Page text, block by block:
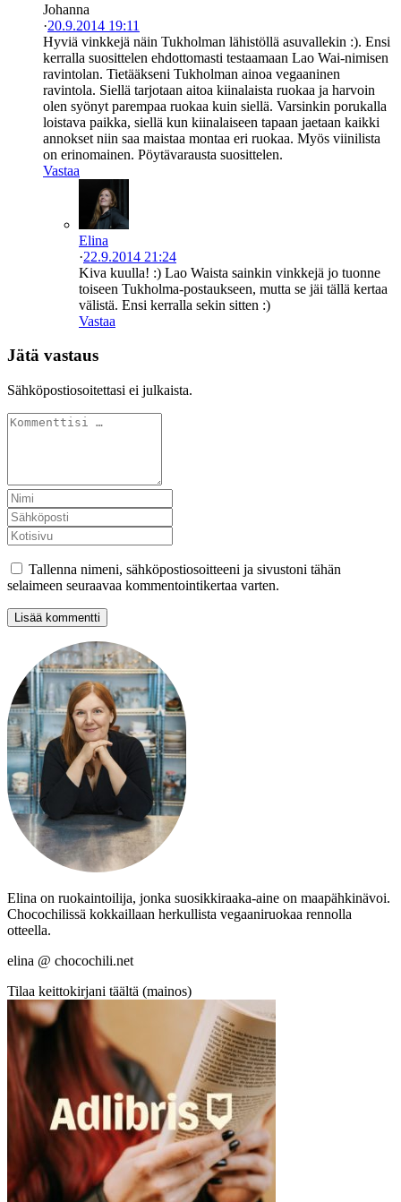
Johanna
·20.9.2014 19:11
Hyviä vinkkejä näin Tukholman lähistöllä asuvallekin :). Ensi
kerralla suosittelen ehdottomasti testaamaan Lao Wai-nimisen
ravintolan. Tietääkseni Tukholman ainoa vegaaninen
ravintola. Siellä tarjotaan aitoa kiinalaista ruokaa ja harvoin
olen syönyt parempaa ruokaa kuin siellä. Varsinkin porukalla
loistava paikka, siellä kun kiinalaiseen tapaan jaetaan kaikki
annokset niin saa maistaa montaa eri ruokaa. Myös viinilista
on erinomainen. Pöytävarausta suosittelen.
Vastaa
Elina
·22.9.2014 21:24
Kiva kuulla! :) Lao Waista sainkin vinkkejä jo tuonne
toiseen Tukholma-postaukseen, mutta se jäi tällä kertaa
välistä. Ensi kerralla sekin sitten :)
Vastaa
Jätä vastaus
Sähköpostiosoitettasi ei julkaista.
Tallenna nimeni, sähköpostiosoitteeni ja sivustoni tähän
selaimeen seuraavaa kommentointikertaa varten.
Elina on ruokaintoilija, jonka suosikkiraaka-aine on maapähkinävoi.
Chocochilissä kokkaillaan herkullista vegaaniruokaa rennolla
otteella.
elina @ chocochili.net
Tilaa keittokirjani täältä (mainos)